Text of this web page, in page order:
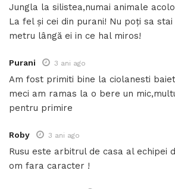
Jungla la silistea,numai animale
La fel și cei din purani! Nu poți sa
metru lângă ei in ce hal miros!
Purani 3 ani ago
Am fost primiti bine la ciolanesti
meci am ramas la o bere un
pentru primire
Roby 3 ani ago
Rusu este arbitrul de casa al echipei
om fara caracter !